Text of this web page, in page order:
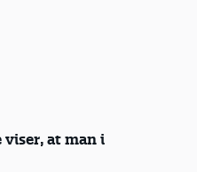
viser, at man i